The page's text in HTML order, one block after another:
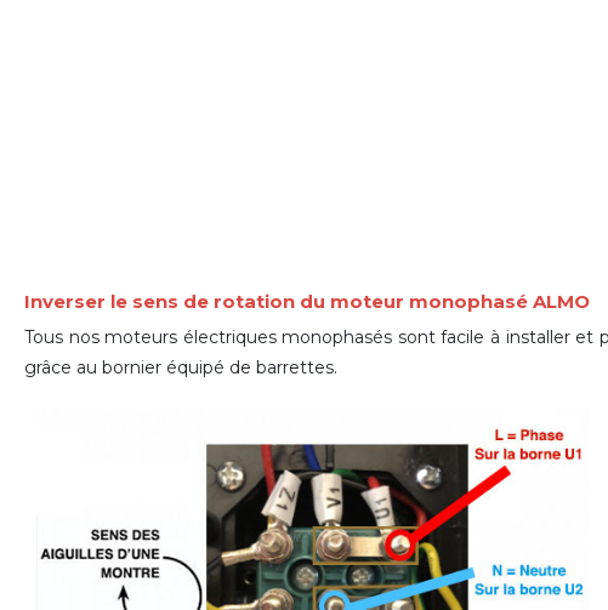
Inverser le sens de rotation du moteur monophasé ALMO
Tous nos moteurs électriques monophasés sont facile à installer
grâce au bornier équipé de barrettes.